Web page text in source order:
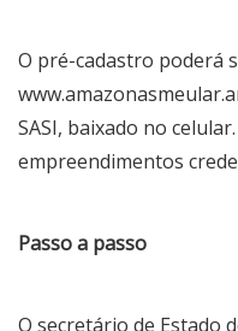
O pré-cadastro poderá
SASI, baixado no
empreendimentos
Passo a passo
O secretário de Estado